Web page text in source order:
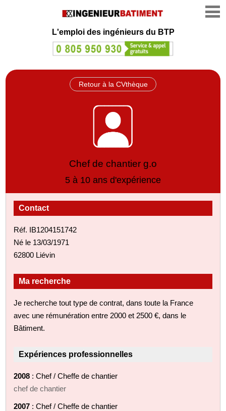
L'emploi des ingénieurs du BTP
Retour à la CVthèque
Chef de chantier g.o
5 à 10 ans d'expérience
Contact
Réf. IB1204151742
Né le 13/03/1971
62800 Liévin
Ma recherche
Je recherche tout type de contrat, dans toute la France
avec une rémunération entre 2000 et 2500 €, dans le
Bâtiment.
Expériences professionnelles
2008 : Chef / Cheffe de chantier
chef de chantier
2007 : Chef / Cheffe de chantier